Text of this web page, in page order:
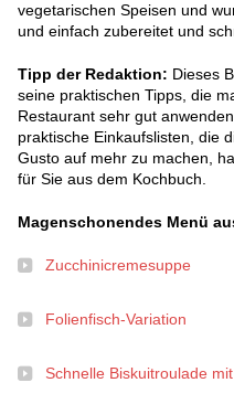
vegetarischen Speisen und
und einfach zubereitet und
Tipp der Redaktion: Dieses
seine praktischen Tipps, die
Restaurant sehr gut
praktische Einkaufslisten, die
Gusto auf mehr zu machen,
für Sie aus dem Kochbuch.
Magenschonendes Menü
Zucchinicremesuppe
Folienfisch-Variation
Schnelle Biskuitroulade